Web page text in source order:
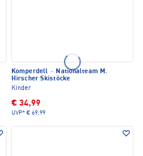
Komperdell · Nationalteam M.
Hirscher Skistöcke
Kinder
€ 34,99
UVP* € 69,99